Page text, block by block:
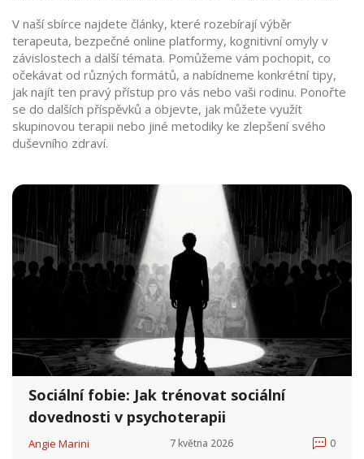
V naší sbírce najdete články, které rozebírají výběr
terapeuta, bezpečné online platformy, kognitivní omyly v
závislostech a další témata. Pomůžeme vám pochopit, co
očekávat od různých formátů, a nabídneme konkrétní tipy,
jak najít ten pravý přístup pro vás nebo vaši rodinu. Ponořte
se do dalších příspěvků a objevte, jak můžete využít
skupinovou terapii nebo jiné metodiky ke zlepšení svého
duševního zdraví.
Sociální fobie: Jak trénovat sociální
dovednosti v psychoterapii
Angie Marini 7 května 2026 0